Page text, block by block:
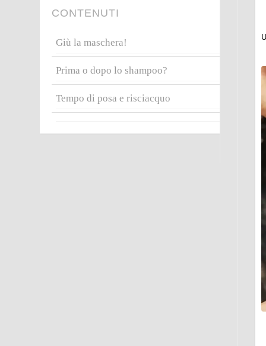
CONTENUTI
Giù la maschera!
Prima o dopo lo shampoo?
Tempo di posa e risciacquo